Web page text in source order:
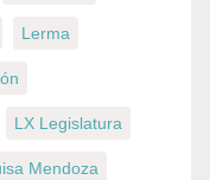
Lerma
LX Legislatura
Mendoza